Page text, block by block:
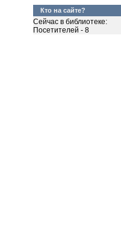
Кто на сайте?
Сейчас в библиотеке:
Посетителей - 8